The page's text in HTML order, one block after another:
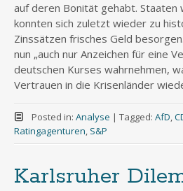
auf deren Bonität gehabt. Staaten
konnten sich zuletzt wieder zu
Zinssätzen frisches Geld
nun „auch nur Anzeichen für eine
deutschen Kurses wahrnehmen,
Vertrauen in die Krisenländer
Posted in: Analyse | Tagged: AfD,
Ratingagenturen, S&P
Karlsruher